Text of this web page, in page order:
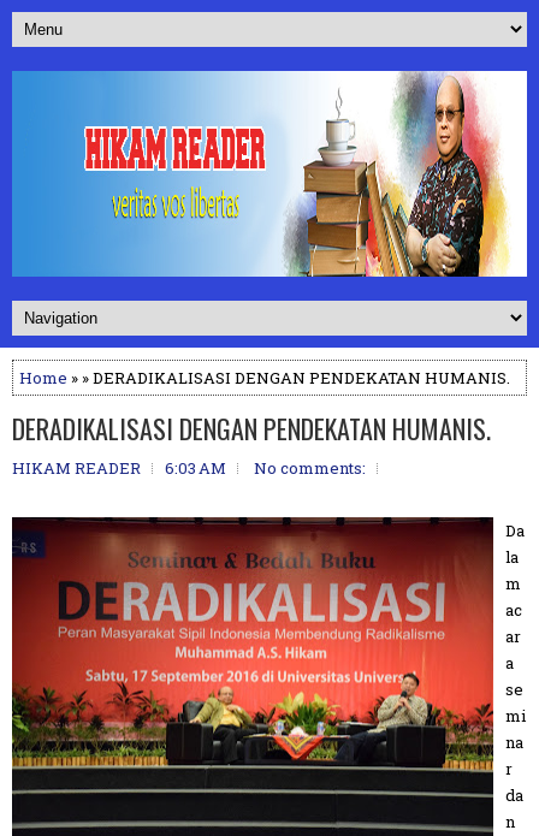
Home » » DERADIKALISASI DENGAN PENDEKATAN HUMANIS.
DERADIKALISASI DENGAN PENDEKATAN HUMANIS.
HIKAM READER 6:03 AM No comments:
Da
la
m
ac
ar
a
se
mi
na
r
da
n